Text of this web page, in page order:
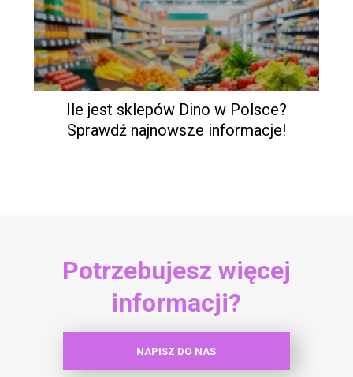
Ile jest sklepów Dino w Polsce?
Sprawdź najnowsze informacje!
Potrzebujesz więcej
informacji?
NAPISZ DO NAS